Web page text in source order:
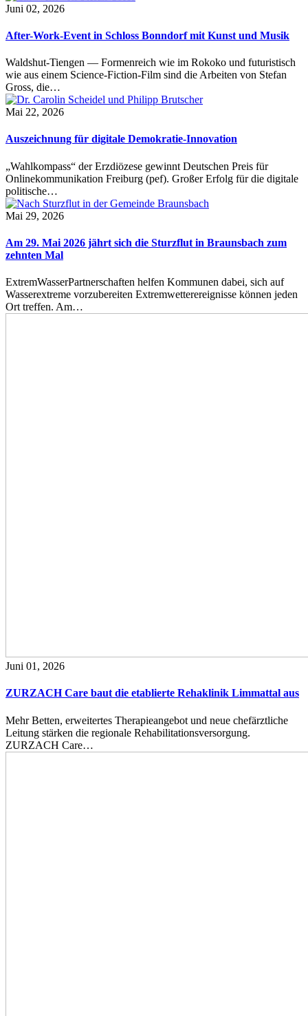
Juni 02, 2026
After-Work-Event in Schloss Bonndorf mit Kunst und Musik
Waldshut-Tiengen — Formenreich wie im Rokoko und futuristisch
wie aus einem Science-Fiction-Film sind die Arbeiten von Stefan
Gross, die…
Mai 22, 2026
Auszeichnung für digitale Demokratie-Innovation
„Wahlkompass“ der Erzdiözese gewinnt Deutschen Preis für
Onlinekommunikation Freiburg (pef). Großer Erfolg für die digitale
politische…
Mai 29, 2026
Am 29. Mai 2026 jährt sich die Sturzflut in Braunsbach zum
zehnten Mal
ExtremWasserPartnerschaften helfen Kommunen dabei, sich auf
Wasserextreme vorzubereiten Extremwetterereignisse können jeden
Ort treffen. Am…
Juni 01, 2026
ZURZACH Care baut die etablierte Rehaklinik Limmattal aus
Mehr Betten, erweitertes Therapieangebot und neue chefärztliche
Leitung stärken die regionale Rehabilitationsversorgung.
ZURZACH Care…